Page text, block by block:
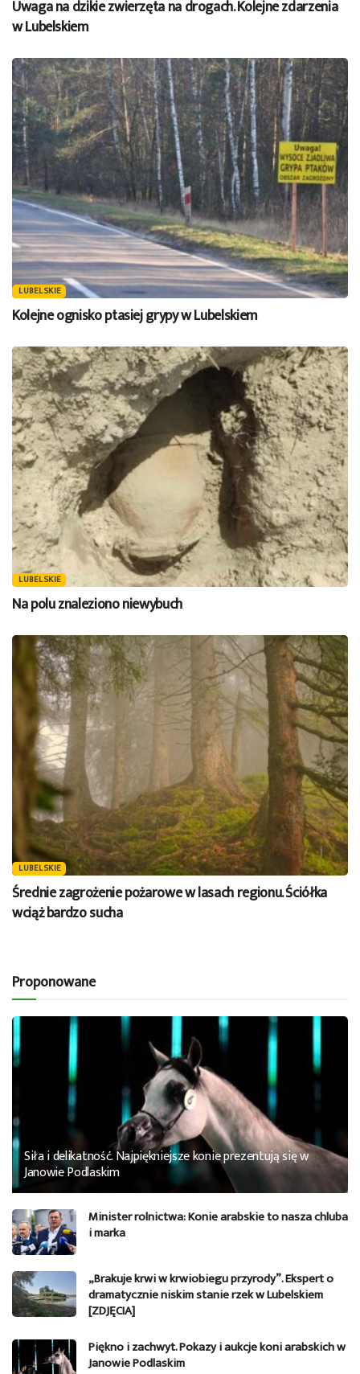
Uwaga na dzikie zwierzęta na drogach. Kolejne zdarzenia
w Lubelskiem
LUBELSKIE
Kolejne ognisko ptasiej grypy w Lubelskiem
LUBELSKIE
Na polu znaleziono niewybuch
LUBELSKIE
Średnie zagrożenie pożarowe w lasach regionu. Ściółka
wciąż bardzo sucha
Proponowane
Siła i delikatność. Najpiękniejsze konie prezentują się w
Janowie Podlaskim
Minister rolnictwa: Konie arabskie to nasza chluba
i marka
„Brakuje krwi w krwiobiegu przyrody”. Ekspert o
dramatycznie niskim stanie rzek w Lubelskiem
[ZDJĘCIA]
Piękno i zachwyt. Pokazy i aukcje koni arabskich w
Janowie Podlaskim